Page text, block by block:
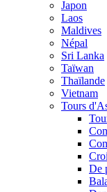
Japon
Laos
Maldives
Népal
Sri Lanka
Taïwan
Thaïlande
Vietnam
Tours
De